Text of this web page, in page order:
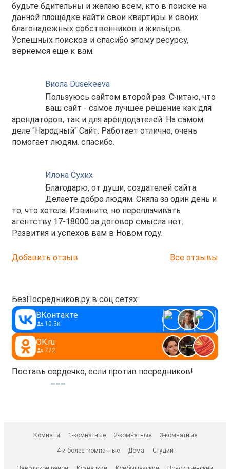
будьте бдительны и желаю всем, кто в поиске на
данной площадке найти свои квартиры и своих
благонадежных собственников и жильцов.
Успешных поисков и спасибо этому ресурсу,
вернемся еще к вам.
Виола Dusekeeva
Пользуюсь сайтом второй раз. Считаю, что
ваш сайт - самое лучшее решение как для
арендаторов, так и для арендодателей. На самом
деле "Народный" Сайт. Работает отлично, очень
помогает людям. спасибо.
Илона Сухих
Благодарю, от души, создателей сайта.
Делаете добро людям. Сняла за один день и
то, что хотела. Извините, но переплачивать
агентству 17-18000 за договор смысла нет.
Развития и успехов вам в Новом году.
Добавить отзыв Все отзывы
БезПосредников.ру в соц.сетях:
ВКонтакте
10.3к
OK.ru
772
Поставь сердечко, если против посредников!
Комнаты 1-комнатные 2-комнатные 3-комнатные
4 и более -комнатные Дома Студии